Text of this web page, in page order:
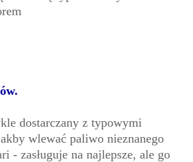
dostarczany z typowymi
wlewać paliwo nieznanego
- zasługuje na najlepsze, ale go